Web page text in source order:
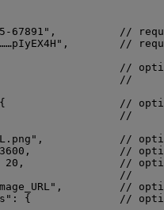
67891 " ,
//
" ,
//
{
//
//
{
//
//
" ,
//
3600 ,
//
20 ,
//
//
" ,
//
: {
//